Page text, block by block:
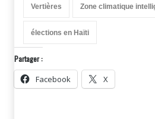
Vertières Zone climatique
élections en Haïti
Partager :
Facebook X